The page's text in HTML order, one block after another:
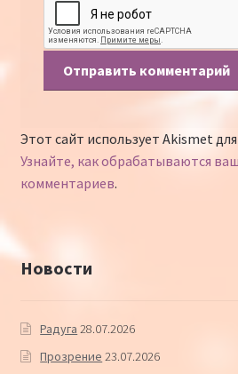
Этот сайт использует Akismet
Узнайте, как обрабатываются
комментариев.
Новости
Радуга 28.07.2026
Прозрение 23.07.2026